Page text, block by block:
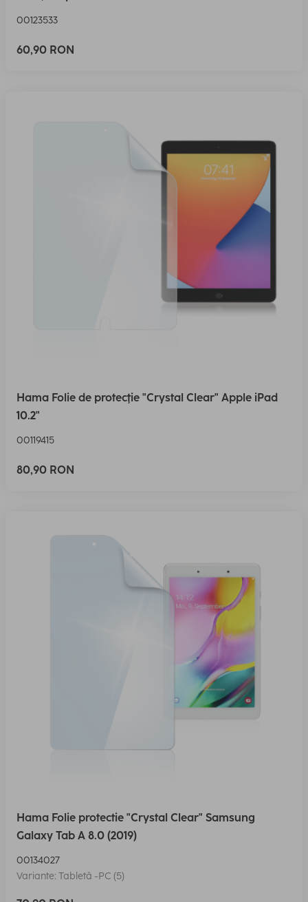
00123533
60,90 RON
Hama Folie de protecţie "Crystal Clear" Apple iPad
10.2"
00119415
80,90 RON
Hama Folie protectie "Crystal Clear" Samsung
Galaxy Tab A 8.0 (2019)
00134027
Variante: Tabletă -PC (5)